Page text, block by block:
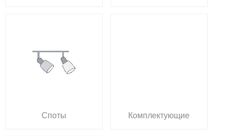
Споты Комплектующие